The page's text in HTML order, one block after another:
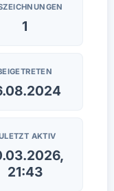
1
AKTIV
21:43